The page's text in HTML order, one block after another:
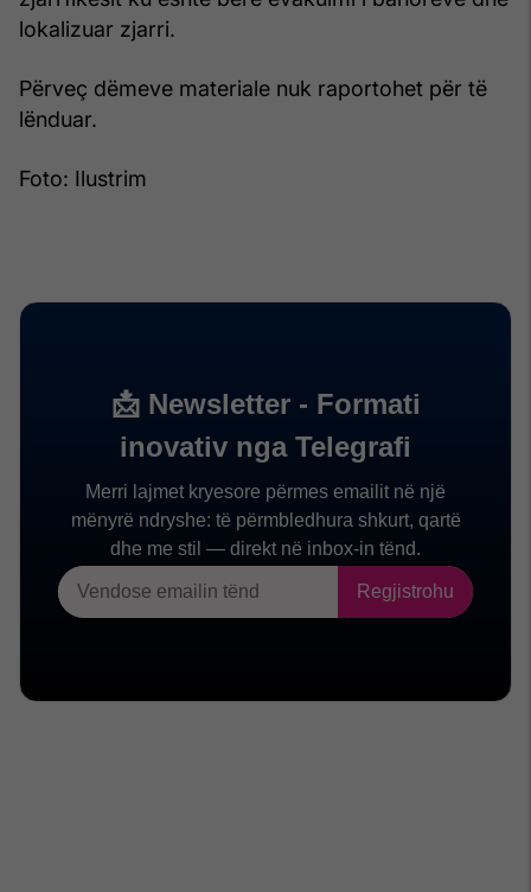
lokalizuar zjarri.
Përveç dëmeve materiale nuk raportohet për të
lënduar.
Foto: Ilustrim